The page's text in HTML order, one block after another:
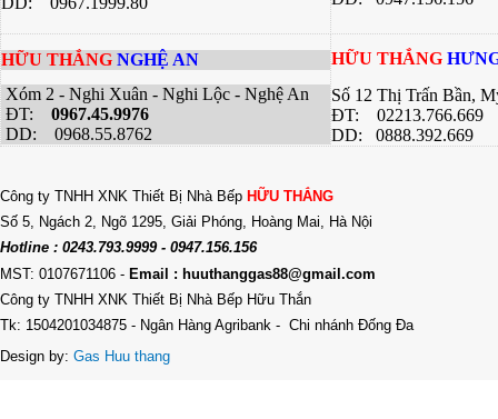
HỮU THẮNG NGHỆ AN
Xóm 2 - Nghi Xuân - Nghi Lộc - Nghệ An
ĐT: 0967.45.9976
DD: 0968.55.8762
HỮU THẮNG
Số 12 Thị Trấn Bần,
ĐT: 02213.766.669
DD: 0888.392.669
Công ty TNHH XNK Thiết Bị Nhà Bếp HỮU THẮNG
Số 5, Ngách 2, Ngõ 1295, Giải Phóng, Hoàng Mai, Hà Nội
Hotline : 0243.793.9999 - 0947.156.156
MST: 0107671106 - Email : huuthanggas88@gmail.com
Công ty TNHH XNK Thiết Bị Nhà Bếp Hữu Thắn
Tk: 1504201034875 - Ngân Hàng Agribank - Chi nhánh Đống Đa
Design by: Gas Huu thang